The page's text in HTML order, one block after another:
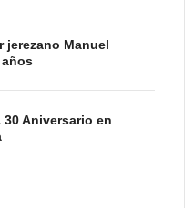
jerezano Manuel
años
Aniversario en